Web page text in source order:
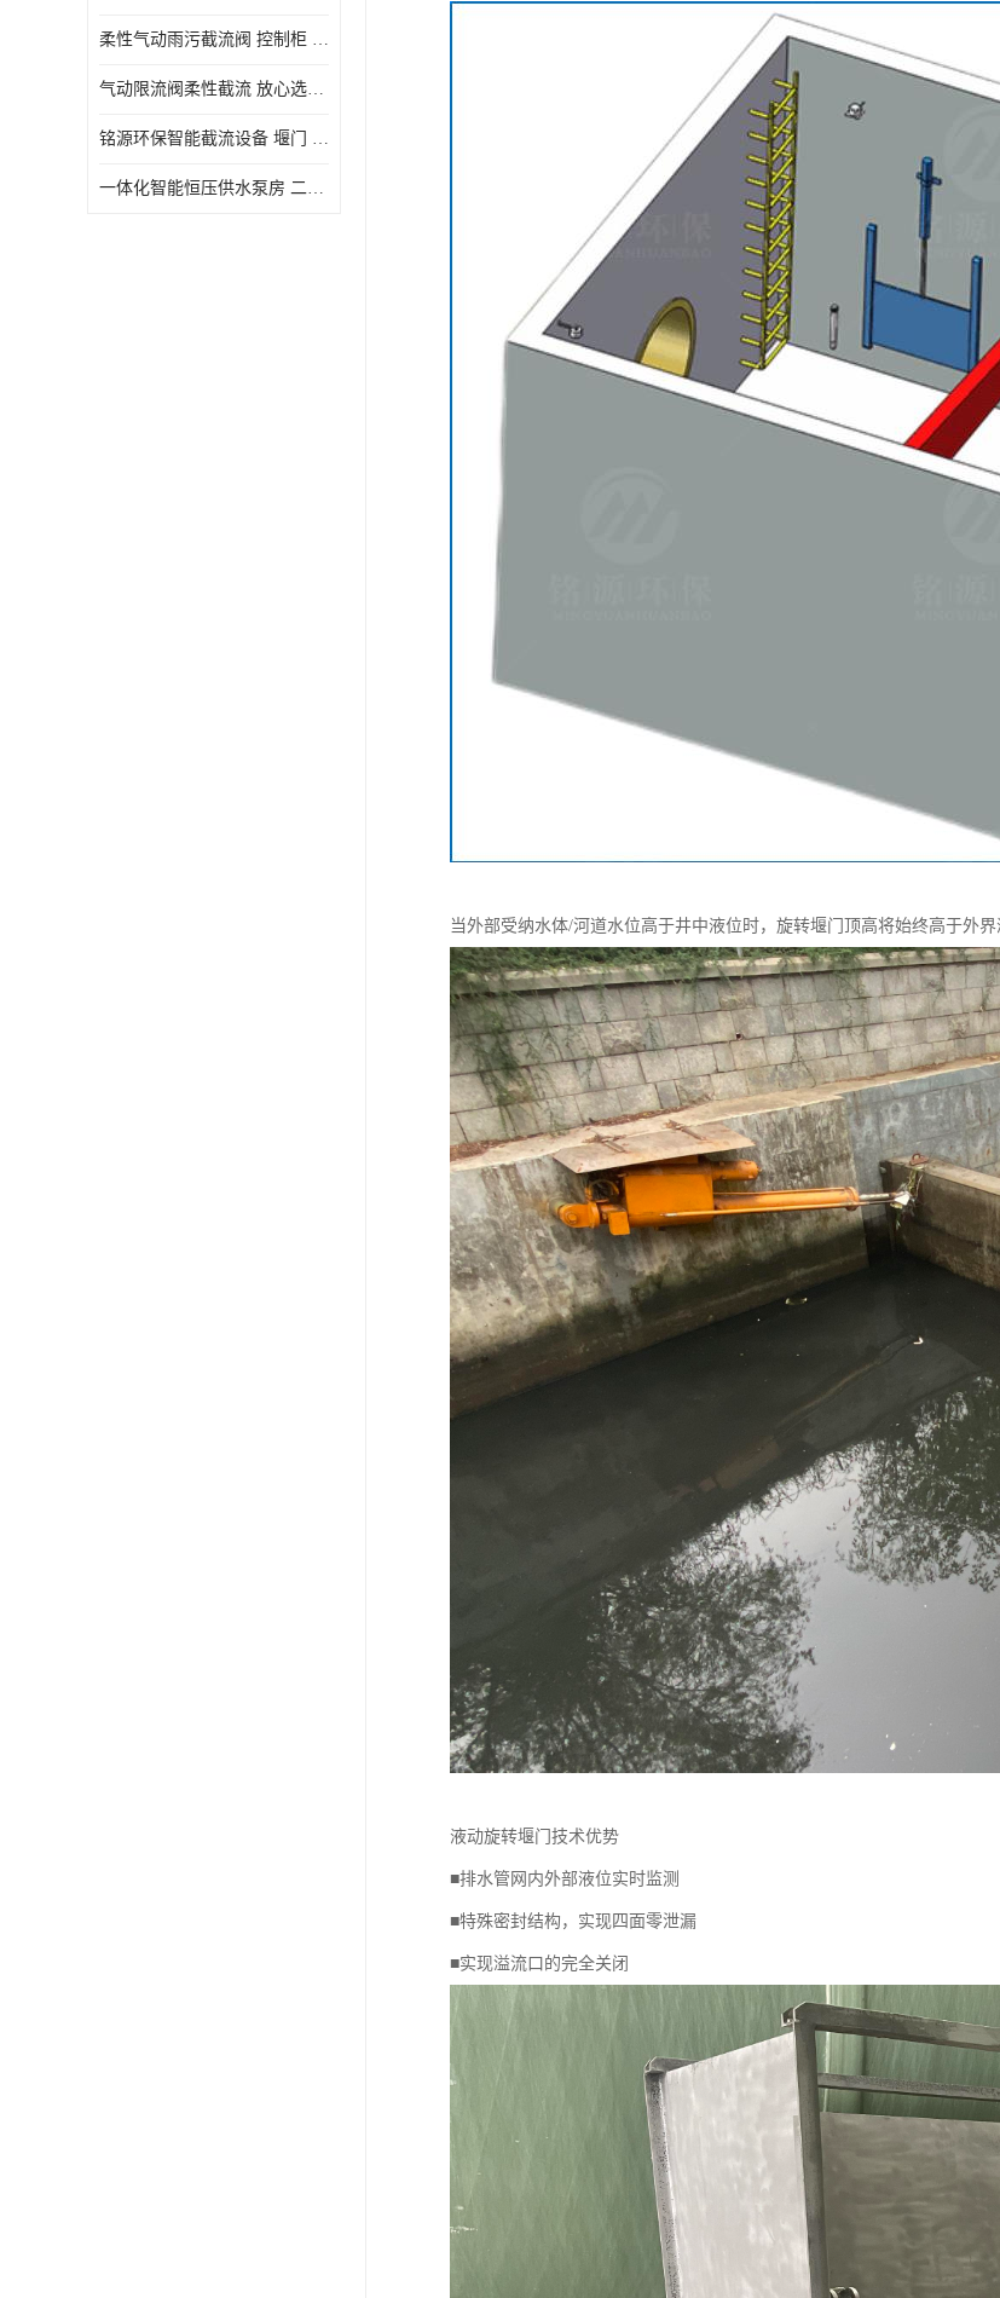
柔性气动雨污截流阀 控制柜 远程控制安全性高检修方便
气动限流阀柔性截流 放心选购 控源截污铭源环保
铭源环保智能截流设备 堰门 铸铁调节闸门作用 源头商家 可定制
一体化智能恒压供水泵房 二次加压供水设备户外智慧泵房
当外部受纳水体/河道水位高于井中液位时，旋转堰门顶高将始终高于外界
液动旋转堰门技术优势
■排水管网内外部液位实时监测
■特殊密封结构，实现四面零泄漏
■实现溢流口的完全关闭